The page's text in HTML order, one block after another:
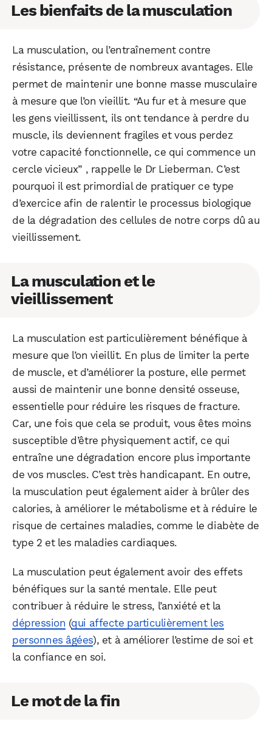
Les bienfaits de la musculation
La musculation, ou l’entraînement contre
résistance, présente de nombreux avantages. Elle
permet de maintenir une bonne masse musculaire
à mesure que l’on vieillit. “Au fur et à mesure que
les gens vieillissent, ils ont tendance à perdre du
muscle, ils deviennent fragiles et vous perdez
votre capacité fonctionnelle, ce qui commence un
cercle vicieux” , rappelle le Dr Lieberman. C’est
pourquoi il est primordial de pratiquer ce type
d’exercice afin de ralentir le processus biologique
de la dégradation des cellules de notre corps dû au
vieillissement.
La musculation et le
vieillissement
La musculation est particulièrement bénéfique à
mesure que l’on vieillit. En plus de limiter la perte
de muscle, et d’améliorer la posture, elle permet
aussi de maintenir une bonne densité osseuse,
essentielle pour réduire les risques de fracture.
Car, une fois que cela se produit, vous êtes moins
susceptible d’être physiquement actif, ce qui
entraîne une dégradation encore plus importante
de vos muscles. C’est très handicapant. En outre,
la musculation peut également aider à brûler des
calories, à améliorer le métabolisme et à réduire le
risque de certaines maladies, comme le diabète de
type 2 et les maladies cardiaques.
La musculation peut également avoir des effets
bénéfiques sur la santé mentale. Elle peut
contribuer à réduire le stress, l’anxiété et la
dépression (qui affecte particulièrement les
personnes âgées), et à améliorer l’estime de soi et
la confiance en soi.
Le mot de la fin
Facebook X LinkedIn